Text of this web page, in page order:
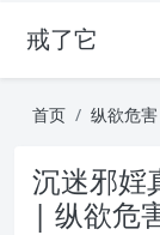
戒了它
首页 纵欲危害
沉迷邪婬
| 纵欲危